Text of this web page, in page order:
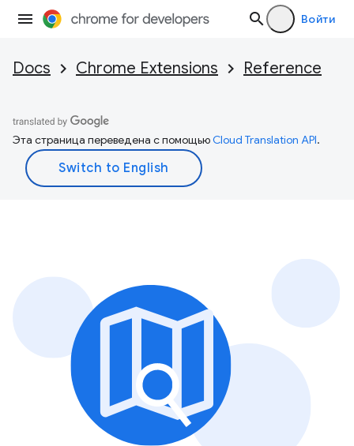
Войти
Docs Chrome Extensions Reference
Эта страница переведена с помощьюCloud Translation API.